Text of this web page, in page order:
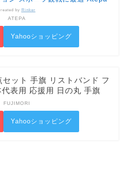
by Rinker
ATEPA
Yahooショッピング
ット 手旗 リストバンド フ
表用 応援用 日の丸 手旗
FUJIMORI
Yahooショッピング